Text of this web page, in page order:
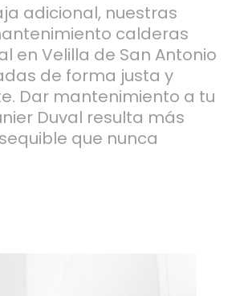
adicional, nuestras
calderas
en Velilla de San Antonio
de forma justa y
Dar mantenimiento a tu
Duval resulta más
que nunca